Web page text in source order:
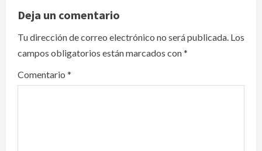
v
i
g
a
Deja un comentario
Tu dirección de correo electrónico no será publicada. Los
campos obligatorios están marcados con*
Comentario *